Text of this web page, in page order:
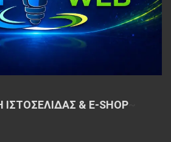
& E-SHOP~